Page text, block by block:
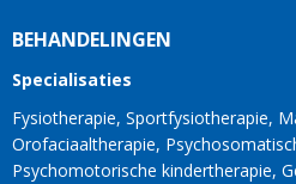
BEHANDELINGEN
Specialisaties
Fysiotherapie Sportfysiotherapie
Orofaciaaltherapie
Psychomotorische kindertherapie